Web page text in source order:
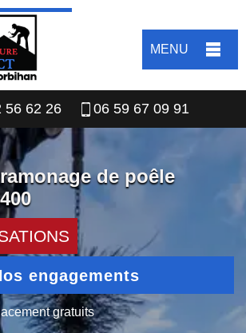
MENU
56 62 26 06 59 67 09 91
de poêle
engagements
gratuits